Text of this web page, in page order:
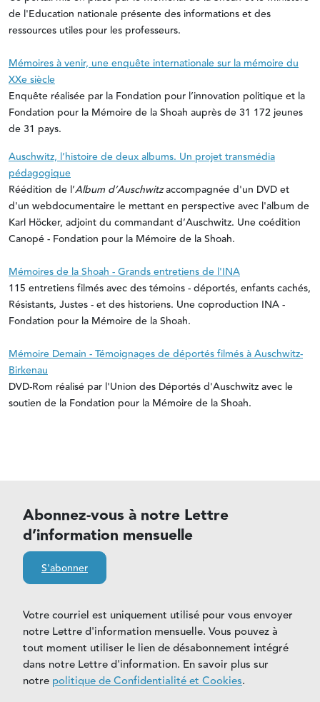
de l'Education nationale présente des informations et des
ressources utiles pour les professeurs.
Mémoires à venir, une enquête internationale sur la mémoire du
XXe siècle
Enquête réalisée par la Fondation pour l’innovation politique et la
Fondation pour la Mémoire de la Shoah auprès de 31 172 jeunes
de 31 pays.
Auschwitz, l’histoire de deux albums. Un projet transmédia
pédagogique
Réédition de l’Album d’Auschwitzaccompagnée d'un DVD et
d'un webdocumentaire le mettant en perspective avec l'album de
Karl Höcker, adjoint du commandant d’Auschwitz. Une coédition
Canopé - Fondation pour la Mémoire de la Shoah.
Mémoires de la Shoah - Grands entretiens de l'INA
115 entretiens filmés avec des témoins - déportés, enfants cachés,
Résistants, Justes - et des historiens. Une coproduction INA -
Fondation pour la Mémoire de la Shoah.
Mémoire Demain - Témoignages de déportés filmés à Auschwitz-
Birkenau
DVD-Rom réalisé par l'Union des Déportés d'Auschwitz avec le
soutien de la Fondation pour la Mémoire de la Shoah.
Abonnez-vous à notre Lettre
d’information mensuelle
S'abonner
Votre courriel est uniquement utilisé pour vous envoyer
notre Lettre d'information mensuelle. Vous pouvez à
tout moment utiliser le lien de désabonnement intégré
dans notre Lettre d'information. En savoir plus sur
notre politique de Confidentialité et Cookies.